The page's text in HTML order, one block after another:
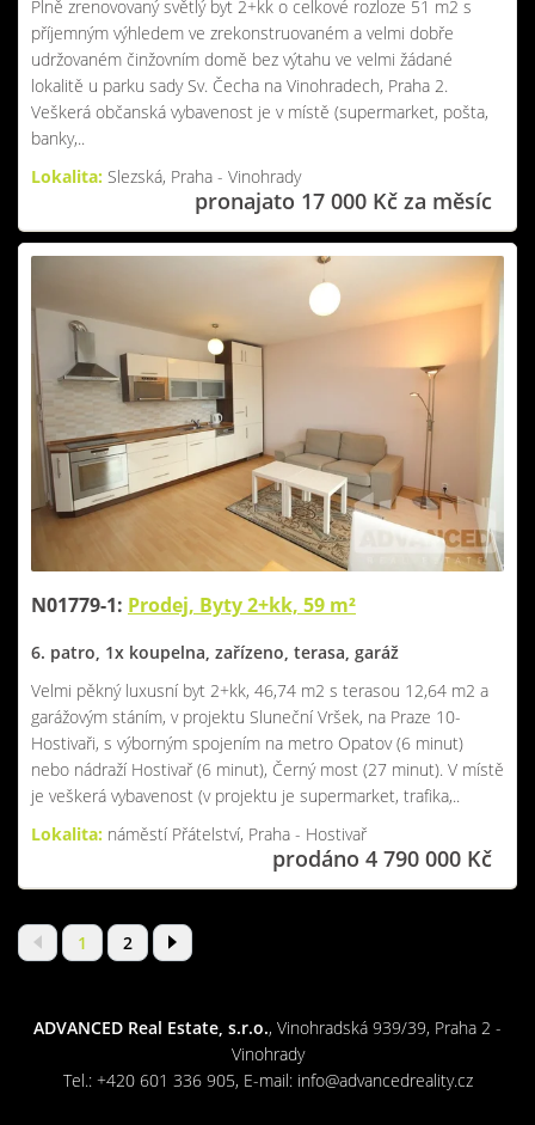
Plně zrenovovaný světlý byt 2+kk o celkové rozloze 51 m2 s
příjemným výhledem ve zrekonstruovaném a velmi dobře
udržovaném činžovním domě bez výtahu ve velmi žádané
lokalitě u parku sady Sv. Čecha na Vinohradech, Praha 2.
Veškerá občanská vybavenost je v místě (supermarket, pošta,
banky,..
Lokalita: Slezská, Praha - Vinohrady
pronajato 17 000 Kč za měsíc
N01779-1: Prodej, Byty 2+kk, 59 m²
6. patro, 1x koupelna, zařízeno, terasa, garáž
Velmi pěkný luxusní byt 2+kk, 46,74 m2 s terasou 12,64 m2 a
garážovým stáním, v projektu Sluneční Vršek, na Praze 10-
Hostivaři, s výborným spojením na metro Opatov (6 minut)
nebo nádraží Hostivař (6 minut), Černý most (27 minut). V místě
je veškerá vybavenost (v projektu je supermarket, trafika,..
Lokalita: náměstí Přátelství, Praha - Hostivař
prodáno 4 790 000 Kč
1 2
ADVANCED Real Estate, s.r.o., Vinohradská 939/39, Praha 2 -
Vinohrady
Tel.: +420 601 336 905, E-mail: info@advancedreality.cz